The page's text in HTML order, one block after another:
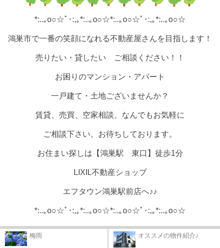
*:..｡o○☆ﾟ･:,｡*:..｡o○☆*:..｡o○☆ﾟ･:,｡*:..｡o○☆
鴻巣市で一番の笑顔になれる不動産屋さんを目指します！
売りたい・貸したい ご相談ください！！
お困りのマンション・アパート
一戸建て・土地ございませんか？
賃貸、売買、空家相談、なんでもお気軽に
ご相談下さい。お待ちしております。
お住まい探しは【鴻巣駅 東口】徒歩1分
LIXIL不動産ショップ
エフタウン鴻巣駅前店へ♪♪
*:..｡o○☆ﾟ･:,｡*:..｡o○☆*:..｡o○☆ﾟ･:,｡*:..｡o○☆
梅雨 オススメの物件紹介♪